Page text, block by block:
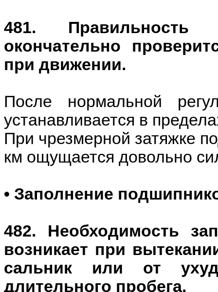
481. Правильность
окончательно
при движении.
После нормальной
устанавливается в
При чрезмерной затяжке
км ощущается довольно
• Заполнение
482. Необходимость
возникает при
сальник или от
длительного пробега.